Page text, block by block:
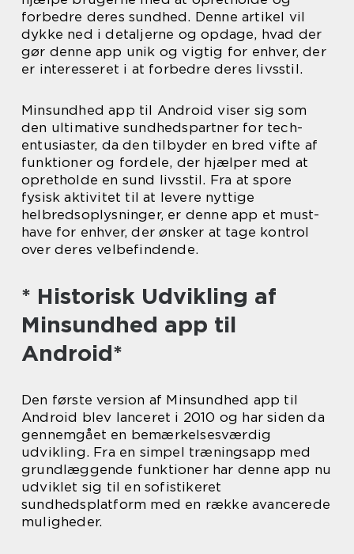
forbedre deres sundhed. Denne artikel vil
dykke ned i detaljerne og opdage, hvad der
gør denne app unik og vigtig for enhver, der
er interesseret i at forbedre deres livsstil.
Minsundhed app til Android viser sig som
den ultimative sundhedspartner for tech-
entusiaster, da den tilbyder en bred vifte af
funktioner og fordele, der hjælper med at
opretholde en sund livsstil. Fra at spore
fysisk aktivitet til at levere nyttige
helbredsoplysninger, er denne app et must-
have for enhver, der ønsker at tage kontrol
over deres velbefindende.
* Historisk Udvikling af
Minsundhed app til
Android*
Den første version af Minsundhed app til
Android blev lanceret i 2010 og har siden da
gennemgået en bemærkelsesværdig
udvikling. Fra en simpel træningsapp med
grundlæggende funktioner har denne app nu
udviklet sig til en sofistikeret
sundhedsplatform med en række avancerede
muligheder.